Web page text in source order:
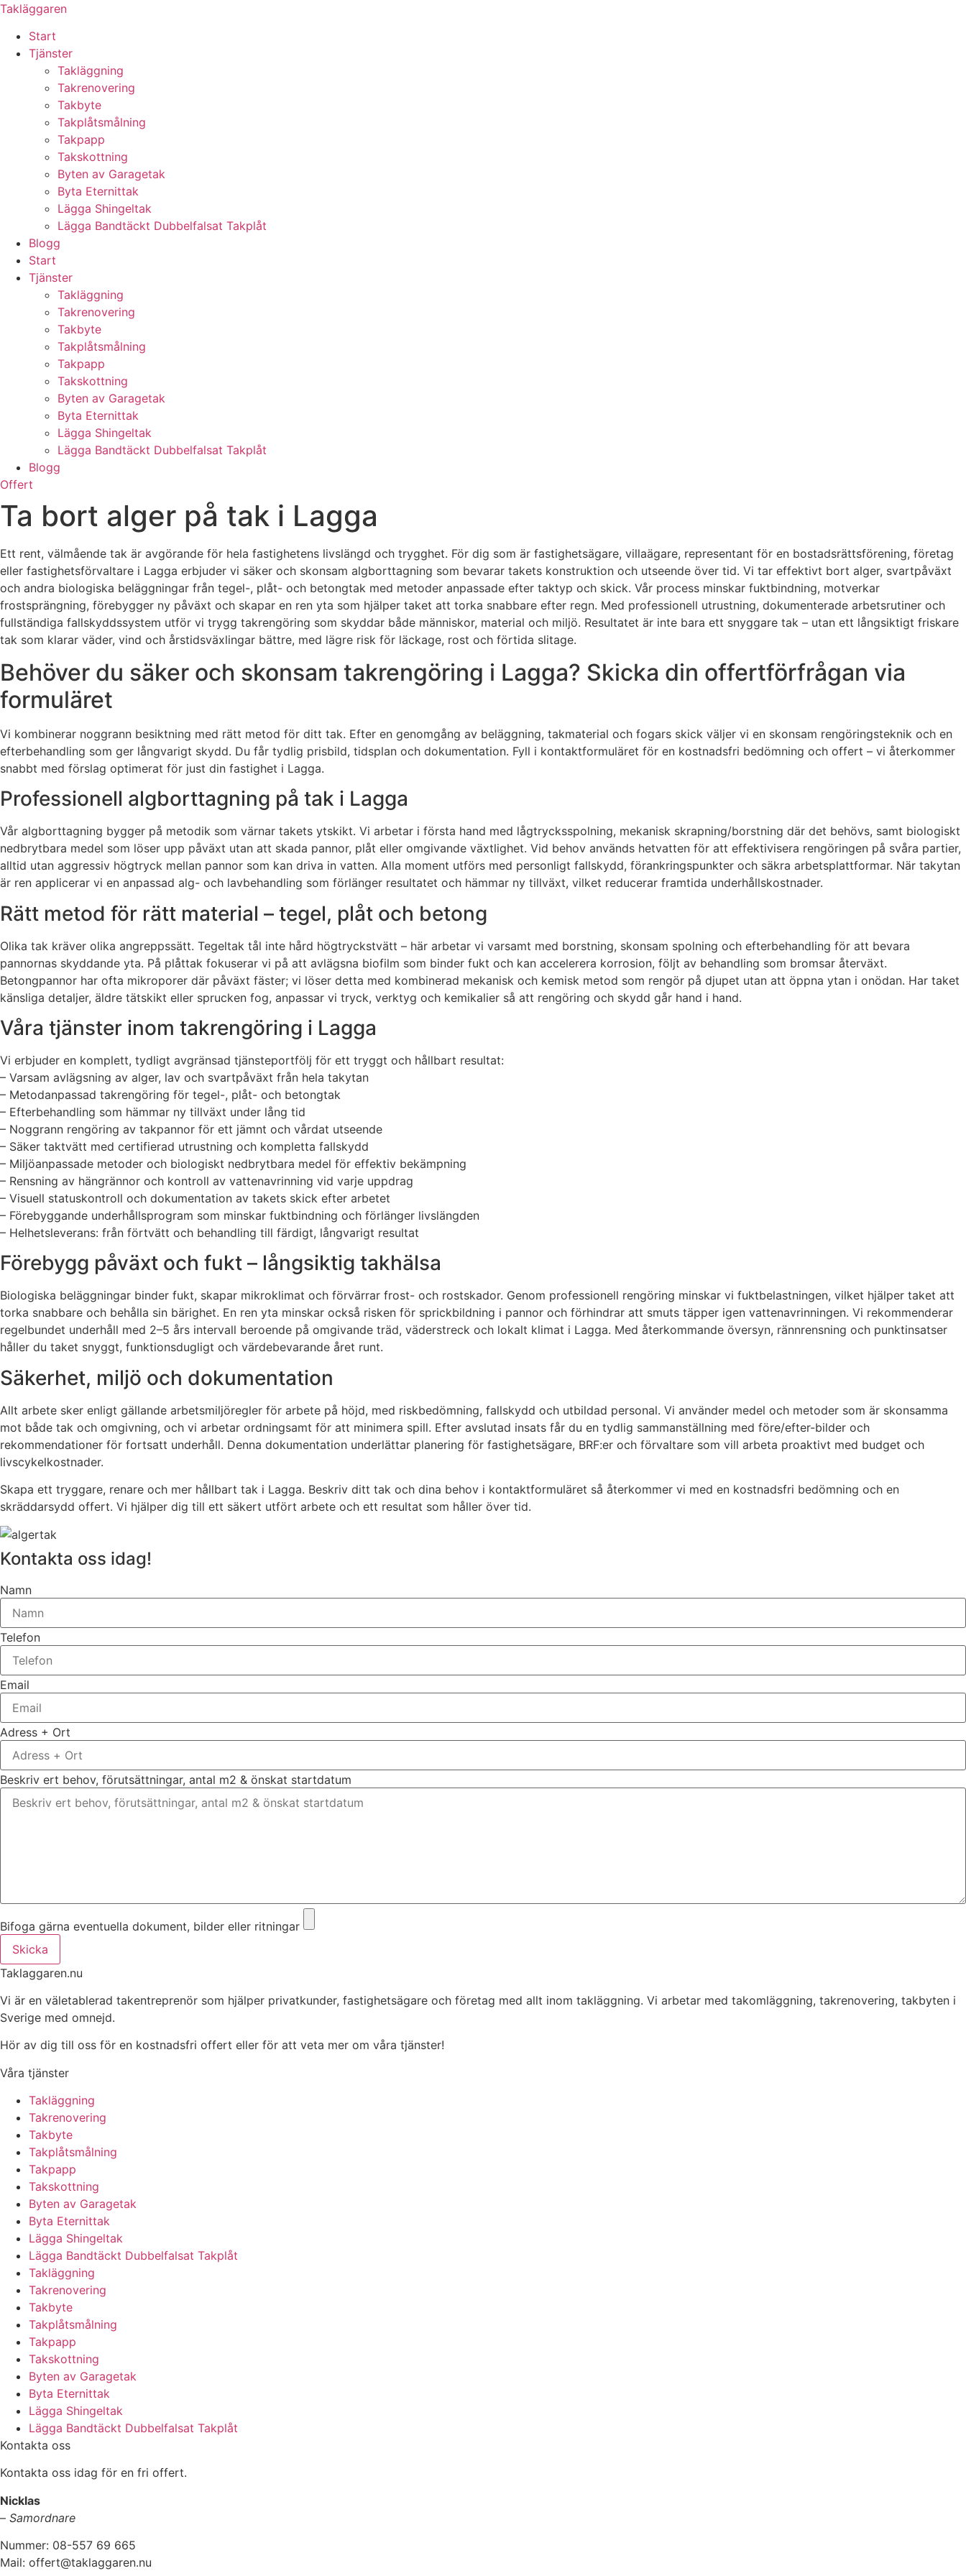
Skip
content
Takläggaren
Start
Tjänster
Takläggning
Takrenovering
Takbyte
Takplåtsmålning
Takpapp
Takskottning
Byten av Garagetak
Byta Eternittak
Lägga Shingeltak
Lägga Bandtäckt Dubbelfalsat Takplåt
Blogg
Start
Tjänster
Takläggning
Takrenovering
Takbyte
Takplåtsmålning
Takpapp
Takskottning
Byten av Garagetak
Byta Eternittak
Lägga Shingeltak
Lägga Bandtäckt Dubbelfalsat Takplåt
Blogg
Offert
Ta bort alger på tak i Lagga
Ett rent, välmående tak är avgörande för hela fastighetens livslängd och trygghet. För dig som är fastighetsägare, villaägare, representant för en bostadsrättsförening, företag
eller fastighetsförvaltare i Lagga erbjuder vi säker och skonsam algborttagning som bevarar takets konstruktion och utseende över tid. Vi tar effektivt bort alger, svartpåväxt
och andra biologiska beläggningar från tegel-, plåt- och betongtak med metoder anpassade efter taktyp och skick. Vår process minskar fuktbindning, motverkar
frostsprängning, förebygger ny påväxt och skapar en ren yta som hjälper taket att torka snabbare efter regn. Med professionell utrustning, dokumenterade arbetsrutiner och
fullständiga fallskyddssystem utför vi trygg takrengöring som skyddar både människor, material och miljö. Resultatet är inte bara ett snyggare tak – utan ett långsiktigt friskare
tak som klarar väder, vind och årstidsväxlingar bättre, med lägre risk för läckage, rost och förtida slitage.
Behöver du säker och skonsam takrengöring i Lagga? Skicka din offertförfrågan via
formuläret
Vi kombinerar noggrann besiktning med rätt metod för ditt tak. Efter en genomgång av beläggning, takmaterial och fogars skick väljer vi en skonsam rengöringsteknik och en
efterbehandling som ger långvarigt skydd. Du får tydlig prisbild, tidsplan och dokumentation. Fyll i kontaktformuläret för en kostnadsfri bedömning och offert – vi återkommer
snabbt med förslag optimerat för just din fastighet i Lagga.
Professionell algborttagning på tak i Lagga
Vår algborttagning bygger på metodik som värnar takets ytskikt. Vi arbetar i första hand med lågtrycksspolning, mekanisk skrapning/borstning där det behövs, samt biologiskt
nedbrytbara medel som löser upp påväxt utan att skada pannor, plåt eller omgivande växtlighet. Vid behov används hetvatten för att effektivisera rengöringen på svåra partier,
alltid utan aggressiv högtryck mellan pannor som kan driva in vatten. Alla moment utförs med personligt fallskydd, förankringspunkter och säkra arbetsplattformar. När takytan
är ren applicerar vi en anpassad alg- och lavbehandling som förlänger resultatet och hämmar ny tillväxt, vilket reducerar framtida underhållskostnader.
Rätt metod för rätt material – tegel, plåt och betong
Olika tak kräver olika angreppssätt. Tegeltak tål inte hård högtryckstvätt – här arbetar vi varsamt med borstning, skonsam spolning och efterbehandling för att bevara
pannornas skyddande yta. På plåttak fokuserar vi på att avlägsna biofilm som binder fukt och kan accelerera korrosion, följt av behandling som bromsar återväxt.
Betongpannor har ofta mikroporer där påväxt fäster; vi löser detta med kombinerad mekanisk och kemisk metod som rengör på djupet utan att öppna ytan i onödan. Har taket
känsliga detaljer, äldre tätskikt eller sprucken fog, anpassar vi tryck, verktyg och kemikalier så att rengöring och skydd går hand i hand.
Våra tjänster inom takrengöring i Lagga
Vi erbjuder en komplett, tydligt avgränsad tjänsteportfölj för ett tryggt och hållbart resultat:
– Varsam avlägsning av alger, lav och svartpåväxt från hela takytan
– Metodanpassad takrengöring för tegel-, plåt- och betongtak
– Efterbehandling som hämmar ny tillväxt under lång tid
– Noggrann rengöring av takpannor för ett jämnt och vårdat utseende
– Säker taktvätt med certifierad utrustning och kompletta fallskydd
– Miljöanpassade metoder och biologiskt nedbrytbara medel för effektiv bekämpning
– Rensning av hängrännor och kontroll av vattenavrinning vid varje uppdrag
– Visuell statuskontroll och dokumentation av takets skick efter arbetet
– Förebyggande underhållsprogram som minskar fuktbindning och förlänger livslängden
– Helhetsleverans: från förtvätt och behandling till färdigt, långvarigt resultat
Förebygg påväxt och fukt – långsiktig takhälsa
Biologiska beläggningar binder fukt, skapar mikroklimat och förvärrar frost- och rostskador. Genom professionell rengöring minskar vi fuktbelastningen, vilket hjälper taket att
torka snabbare och behålla sin bärighet. En ren yta minskar också risken för sprickbildning i pannor och förhindrar att smuts täpper igen vattenavrinningen. Vi rekommenderar
regelbundet underhåll med 2–5 års intervall beroende på omgivande träd, väderstreck och lokalt klimat i Lagga. Med återkommande översyn, rännrensning och punktinsatser
håller du taket snyggt, funktionsdugligt och värdebevarande året runt.
Säkerhet, miljö och dokumentation
Allt arbete sker enligt gällande arbetsmiljöregler för arbete på höjd, med riskbedömning, fallskydd och utbildad personal. Vi använder medel och metoder som är skonsamma
mot både tak och omgivning, och vi arbetar ordningsamt för att minimera spill. Efter avslutad insats får du en tydlig sammanställning med före/efter-bilder och
rekommendationer för fortsatt underhåll. Denna dokumentation underlättar planering för fastighetsägare, BRF:er och förvaltare som vill arbeta proaktivt med budget och
livscykelkostnader.
Skapa ett tryggare, renare och mer hållbart tak i Lagga. Beskriv ditt tak och dina behov i kontaktformuläret så återkommer vi med en kostnadsfri bedömning och en
skräddarsydd offert. Vi hjälper dig till ett säkert utfört arbete och ett resultat som håller över tid.
Kontakta oss idag!
Namn
Telefon
Email
Adress + Ort
Beskriv ert behov, förutsättningar, antal m2 & önskat startdatum
Bifoga gärna eventuella dokument, bilder eller ritningar
Skicka
Taklaggaren.nu
Vi är en väletablerad takentreprenör som hjälper privatkunder, fastighetsägare och företag med allt inom takläggning. Vi arbetar med takomläggning, takrenovering, takbyten i
Sverige med omnejd.
Hör av dig till oss för en kostnadsfri offert eller för att veta mer om våra tjänster!
Våra tjänster
Takläggning
Takrenovering
Takbyte
Takplåtsmålning
Takpapp
Takskottning
Byten av Garagetak
Byta Eternittak
Lägga Shingeltak
Lägga Bandtäckt Dubbelfalsat Takplåt
Takläggning
Takrenovering
Takbyte
Takplåtsmålning
Takpapp
Takskottning
Byten av Garagetak
Byta Eternittak
Lägga Shingeltak
Lägga Bandtäckt Dubbelfalsat Takplåt
Kontakta oss
Kontakta oss idag för en fri offert.
Nicklas
– Samordnare
Nummer: 08-557 69 665
Mail: offert@taklaggaren.nu